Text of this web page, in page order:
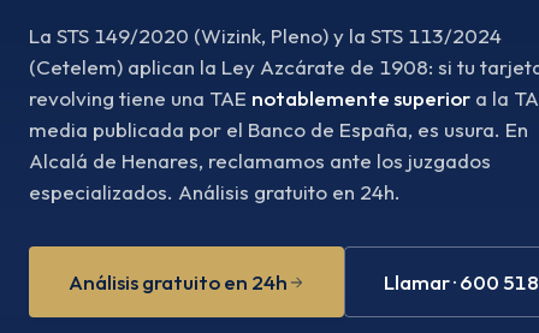
La STS 149/2020 (Wizink, Pleno) y la STS 113/2024
(Cetelem) aplican la Ley Azcárate de 1908: si tu
revolving tiene una TAE notablemente superior a la
media publicada por el Banco de España, es usura. En
Alcalá de Henares, reclamamos ante los juzgados
especializados. Análisis gratuito en 24h.
Análisis gratuito en 24h Llamar · 600